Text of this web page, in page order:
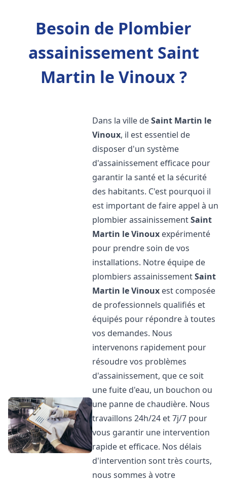
Besoin de Plombier
assainissement Saint
Martin le Vinoux ?
Dans la ville deSaint Martin le
Vinoux, il est essentiel de
disposer d'un système
d'assainissement efficace pour
garantir la santé et la sécurité
des habitants. C'est pourquoi il
est important de faire appel à un
plombier assainissementSaint
Martin le Vinoux expérimenté
pour prendre soin de vos
installations. Notre équipe de
plombiers assainissementSaint
Martin le Vinoux est composée
de professionnels qualifiés et
équipés pour répondre à toutes
vos demandes. Nous
intervenons rapidement pour
résoudre vos problèmes
d'assainissement, que ce soit
une fuite d'eau, un bouchon ou
une panne de chaudière. Nous
travaillons 24h/24 et 7j/7 pour
vous garantir une intervention
rapide et efficace. Nos délais
d'intervention sont très courts,
nous sommes à votre